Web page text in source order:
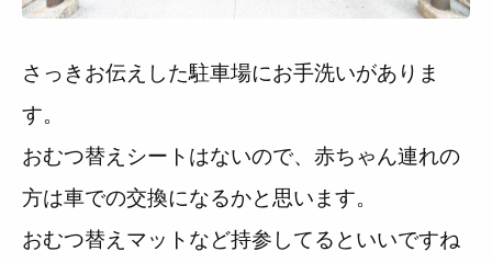
さっきお伝えした駐車場にお手洗いがありま
す。
おむつ替えシートはないので、赤ちゃん連れの
方は車での交換になるかと思います。
おむつ替えマットなど持参してるといいですね